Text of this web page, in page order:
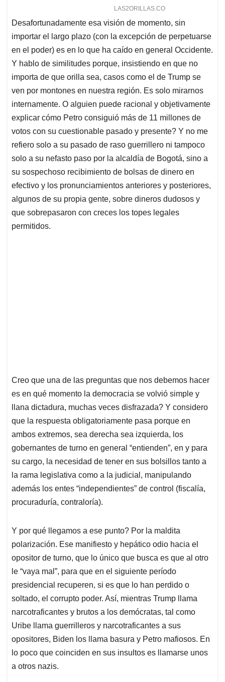
Desafortunadamente esa visión de momento, sin
importar el largo plazo (con la excepción de perpetuarse
en el poder) es en lo que ha caído en general Occidente.
Y hablo de similitudes porque, insistiendo en que no
importa de que orilla sea, casos como el de Trump se
ven por montones en nuestra región. Es solo mirarnos
internamente. O alguien puede racional y objetivamente
explicar cómo Petro consiguió más de 11 millones de
votos con su cuestionable pasado y presente? Y no me
refiero solo a su pasado de raso guerrillero ni tampoco
solo a su nefasto paso por la alcaldía de Bogotá, sino a
su sospechoso recibimiento de bolsas de dinero en
efectivo y los pronunciamientos anteriores y posteriores,
algunos de su propia gente, sobre dineros dudosos y
que sobrepasaron con creces los topes legales
permitidos.
Creo que una de las preguntas que nos debemos hacer
es en qué momento la democracia se volvió simple y
llana dictadura, muchas veces disfrazada? Y considero
que la respuesta obligatoriamente pasa porque en
ambos extremos, sea derecha sea izquierda, los
gobernantes de turno en general “entienden”, en y para
su cargo, la necesidad de tener en sus bolsillos tanto a
la rama legislativa como a la judicial, manipulando
además los entes “independientes” de control (fiscalía,
procuraduría, contraloría).
Y por qué llegamos a ese punto? Por la maldita
polarización. Ese manifiesto y hepático odio hacia el
opositor de turno, que lo único que busca es que al otro
le “vaya mal”, para que en el siguiente período
presidencial recuperen, si es que lo han perdido o
soltado, el corrupto poder. Así, mientras Trump llama
narcotraficantes y brutos a los demócratas, tal como
Uribe llama guerrilleros y narcotraficantes a sus
opositores, Biden los llama basura y Petro mafiosos. En
lo poco que coinciden en sus insultos es llamarse unos
a otros nazis.